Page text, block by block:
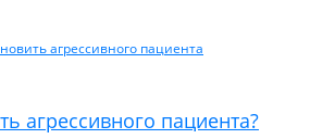
агрессивного пациента?